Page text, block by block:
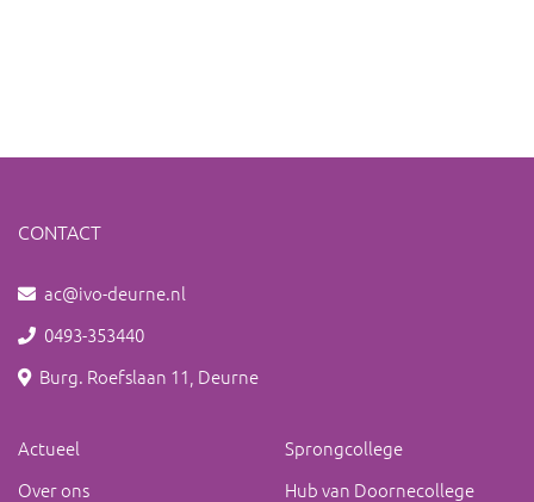
CONTACT
ac@ivo-deurne.nl
0493-353440
Burg. Roefslaan 11, Deurne
Actueel
Over ons
Sprongcollege
Hub van Doornecollege